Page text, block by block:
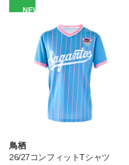
NEW
鳥栖
26/27コンフィットTシャツ